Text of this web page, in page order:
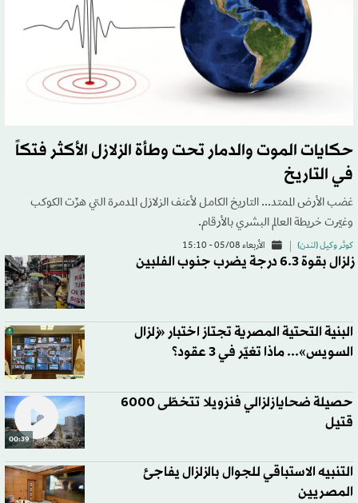
حكايات الموت والدمار تحت وطأة الزلازل الأكثر فتكاً
في التاريخ
غضب الأرض الممتد... التاريخ الكامل لأعنف الزلازل المدمرة التي هزّت الكوكب
وغيّرت خريطة العالم البشري بالأرقام.
كوثر وكيل (لندن) الأربعاء 05/08 - 15:10
زلزال بقوة 6.3 درجة يضرب جنوب الفلبين
البنية التحتية المصرية تجتاز اختبار «زلزال
السويس»... ماذا تغيّر في 3 عقود؟
00:39
حصيلة ضحايا زلزالي فنزويلا تتخطّى 6000
قتيل
التنبيه الاستباقي للجوال بالزلزال يفاجئ
المصريين